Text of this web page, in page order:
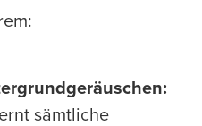
sämtliche